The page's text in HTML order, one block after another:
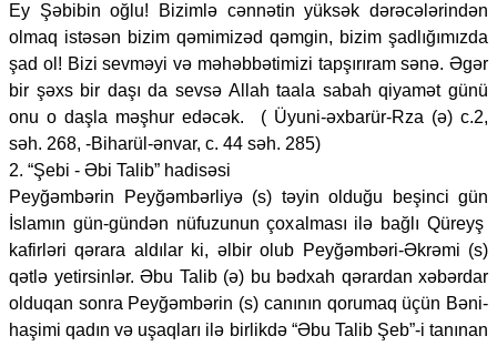
Ey Şəbibin oğlu! Bizimlə cənnətin yüksək dərəcələrindən
olmaq istəsən bizim qəmimizəd qəmgin, bizim şadlığımızda
şad ol! Bizi sevməyi və məhəbbətimizi tapşırıram sənə. Əgər
bir şəxs bir daşı da sevsə Allah taala sabah qiyamət günü
onu o daşla məşhur edəcək. ( Üyuni-əxbarür-Rza (ə) c.2,
səh. 268, -Biharül-ənvar, c. 44 səh. 285)
2. “Şebi - Əbi Talib” hadisəsi
Peyğəmbərin Peyğəmbərliyə (s) təyin olduğu beşinci gün
İslamın gün-gündən nüfuzunun çoxalması ilə bağlı Qüreyş
kafirləri qərara aldılar ki, əlbir olub Peyğəmbəri-Əkrəmi (s)
qətlə yetirsinlər. Əbu Talib (ə) bu bədxah qərardan xəbərdar
olduqan sonra Peyğəmbərin (s) canının qorumaq üçün Bəni-
haşimi qadın və uşaqları ilə birlikdə “Əbu Talib Şeb”-i tanınan